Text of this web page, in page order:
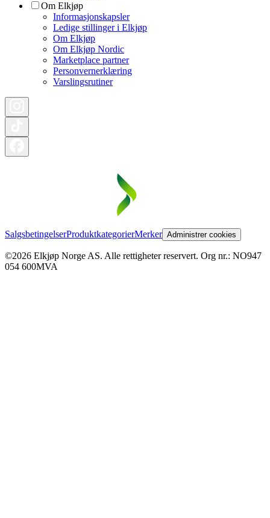
Om Elkjøp
Informasjonskapsler
Ledige stillinger i Elkjøp
Om Elkjøp
Om Elkjøp Nordic
Marketplace partner
Personvernerklæring
Varslingsrutiner
SalgsbetingelserProduktkategorierMerker Administrer cookies
©2026 Elkjøp Norge AS. Alle rettigheter reservert. Org nr.: NO947
054 600MVA